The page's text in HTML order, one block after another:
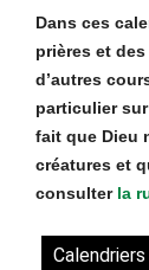
Dans ces
prières et
d’autres
particulier
fait que Dieu
créatures et
consulter la